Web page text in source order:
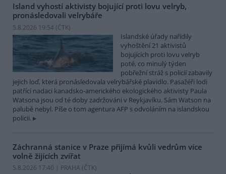
Island vyhostí aktivisty bojující proti lovu velryb,
pronásledovali velrybáře
5.8.2026 19:54 (ČTK)
Islandské úřady nařídily
vyhoštění 21 aktivistů
bojujících proti lovu velryb
poté, co minulý týden
pobřežní stráž s policií zabavily
jejich loď, která pronásledovala velrybářské plavidlo. Pasažéři lodi
patřící nadaci kanadsko-amerického ekologického aktivisty Paula
Watsona jsou od té doby zadržováni v Reykjavíku. Sám Watson na
palubě nebyl. Píše o tom agentura AFP s odvoláním na islandskou
policii.
Záchranná stanice v Praze přijímá kvůli vedrům více
volně žijících zvířat
5.8.2026 17:40 | PRAHA (ČTK)